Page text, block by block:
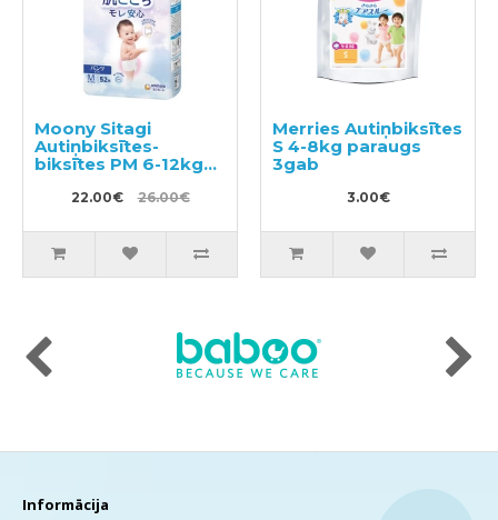
Moony Sitagi
Autiņbiksītes-
biksītes PM 6-12kg
22.00€ 26.00€
Merries Autiņbiksītes
S 4-8kg paraugs
3gab
3.00€
Informācija